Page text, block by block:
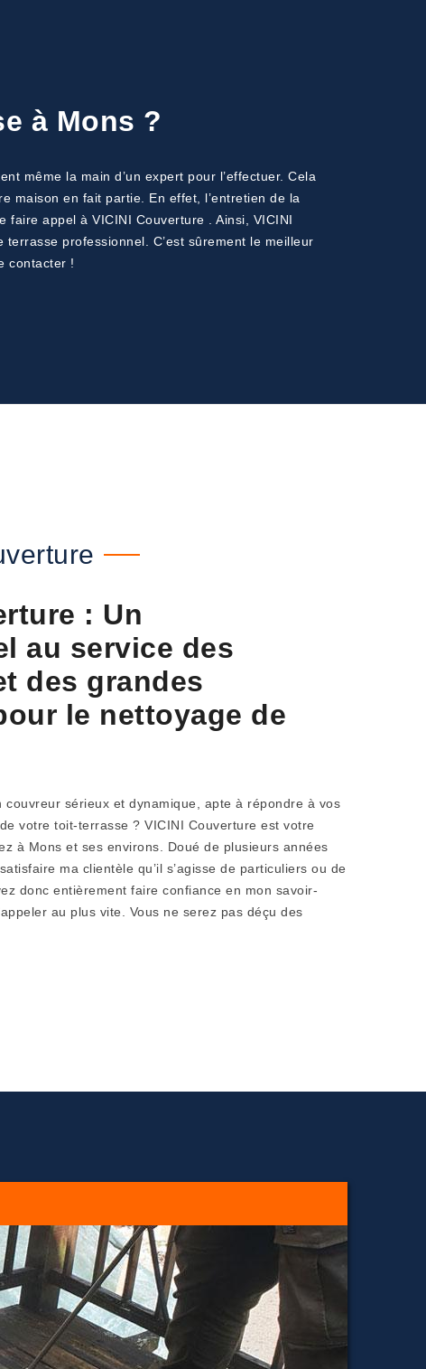
à Mons ?
même la main d’un expert pour l’effectuer. Cela
maison en fait partie. En effet, l’entretien de la
faire appel à VICINI Couverture . Ainsi, VICINI
professionnel. C’est sûrement le meilleur
contacter !
: Un
au service des
des grandes
le nettoyage de
couvreur sérieux et dynamique, apte à répondre à vos
votre toit-terrasse ? VICINI Couverture est votre
à Mons et ses environs. Doué de plusieurs années
ma clientèle qu’il s’agisse de particuliers ou de
donc entièrement faire confiance en mon savoir-
au plus vite. Vous ne serez pas déçu des